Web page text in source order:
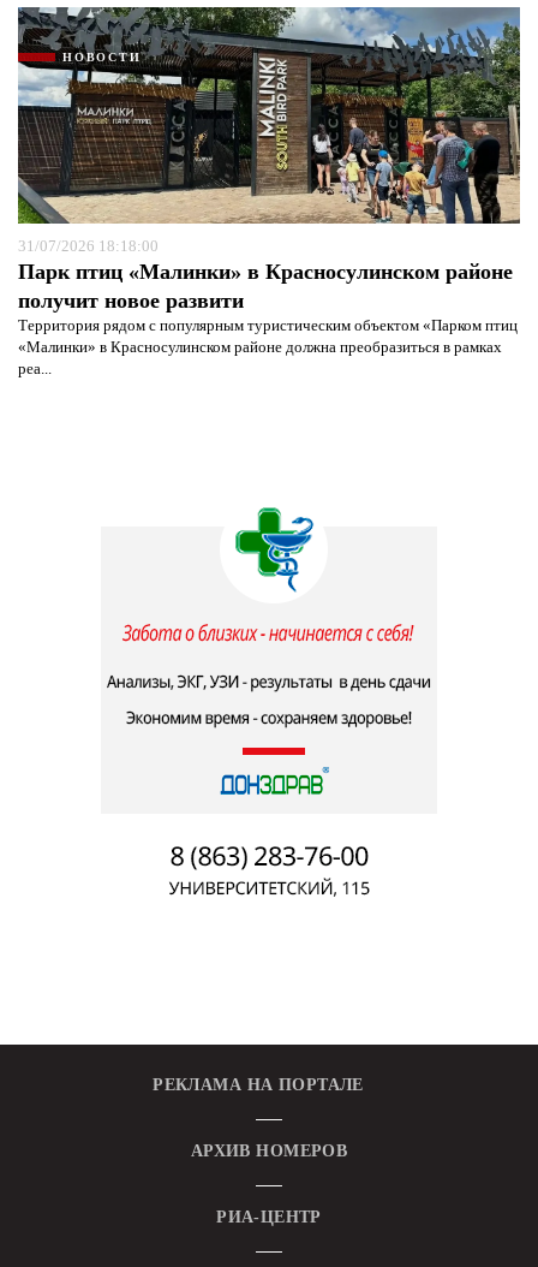
НОВОСТИ
31/07/2026 18:18:00
Парк птиц «Малинки» в Красносулинском районе
получит новое развити
Территория рядом с популярным туристическим объектом «Парком птиц
«Малинки» в Красносулинском районе должна преобразиться в рамках
реа...
РЕКЛАМА НА ПОРТАЛЕ
АРХИВ НОМЕРОВ
РИА-ЦЕНТР